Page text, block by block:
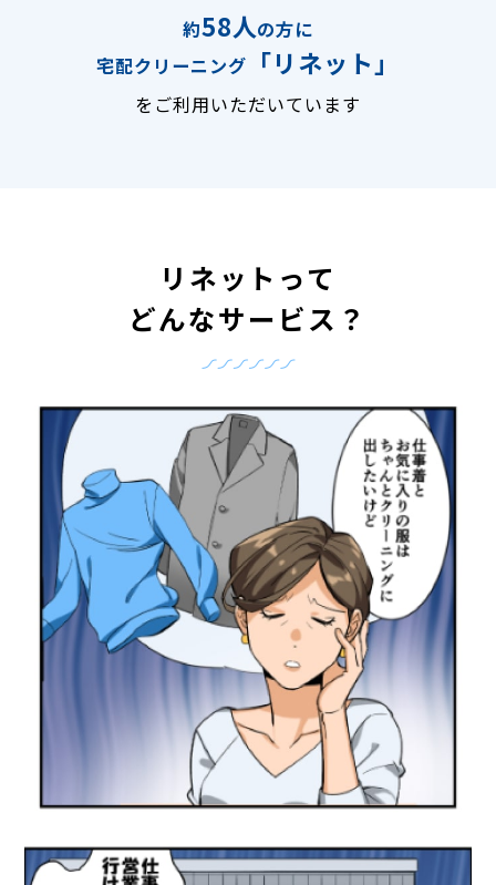
約58人の方に
宅配クリーニング
「リネット」
をご利用いただいています
リネットって
どんなサービス？